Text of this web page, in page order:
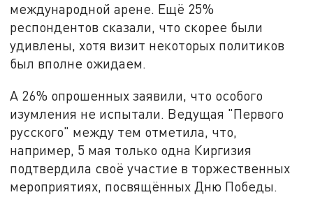
международной арене. Ещё 25%
респондентов сказали, что скорее были
удивлены, хотя визит некоторых политиков
был вполне ожидаем.
А 26% опрошенных заявили, что особого
изумления не испытали. Ведущая "Первого
русского" между тем отметила, что,
например, 5 мая только одна Киргизия
подтвердила своё участие в торжественных
мероприятиях, посвящённых Дню Победы.